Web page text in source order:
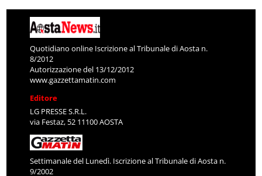
Quotidiano online Iscrizione al Tribunale di Aosta n.
8/2012
Autorizzazione del 13/12/2012
www.gazzettamatin.com
Editore
LG PRESSE S.R.L.
via Festaz, 52 11100 AOSTA
Settimanale del Lunedì. Iscrizione al Tribunale di Aosta n.
9/2002